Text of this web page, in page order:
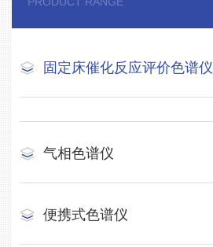
固定床催化反应评价色谱仪
气相色谱仪
便携式色谱仪